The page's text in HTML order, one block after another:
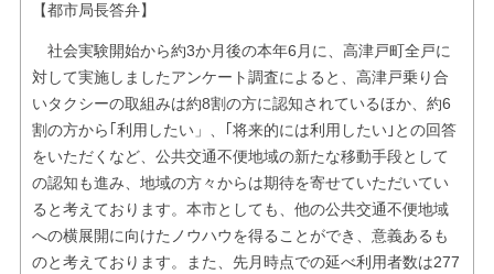
【都市局長答弁】
社会実験開始から約3か月後の本年6月に、高津戸町全戸に
対して実施しましたアンケート調査によると、高津戸乗り合
いタクシーの取組みは約8割の方に認知されているほか、約6
割の方から｢利用したい」、｢将来的には利用したい｣との回答
をいただくなど、公共交通不便地域の新たな移動手段として
の認知も進み、地域の方々からは期待を寄せていただいてい
ると考えております。本市としても、他の公共交通不便地域
への横展開に向けたノウハウを得ることができ、意義あるも
のと考えております。また、先月時点での延べ利用者数は277